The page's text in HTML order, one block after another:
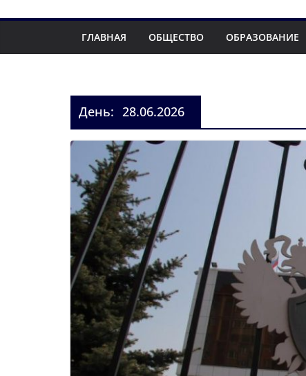
ГЛАВНАЯ ОБЩЕСТВО ОБРАЗОВАНИЕ
День: 28.06.2026